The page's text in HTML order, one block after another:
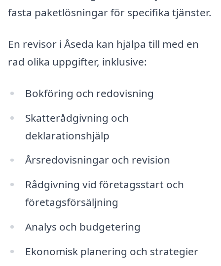
fasta paketlösningar för specifika tjänster.
En revisor i Åseda kan hjälpa till med en
rad olika uppgifter, inklusive:
Bokföring och redovisning
Skatterådgivning och
deklarationshjälp
Årsredovisningar och revision
Rådgivning vid företagsstart och
företagsförsäljning
Analys och budgetering
Ekonomisk planering och strategier